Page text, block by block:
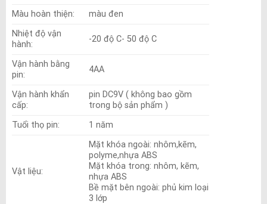
Màu hoàn thiện:
màu đen
Nhiệt độ vận
hành:
-20 độ C- 50 độ C
Vận hành bằng
pin:
4AA
Vận hành khẩn
cấp:
pin DC9V ( không bao gồm
trong bộ sản phẩm )
Tuổi thọ pin:
1 năm
Vật liệu:
Mặt khóa ngoài: nhôm,kẽm,
polyme,nhựa ABS
Mặt khóa trong: nhôm, kẽm,
nhựa ABS
Bề mặt bên ngoài: phủ kim loại
3 lớp